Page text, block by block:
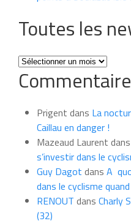
Toutes les
Toutes
les
news
moisPrigent dans La
Caillau en danger !
Mazeaud Laurent dans
s’investir dans le
Guy Dagot dans A
dans le cyclisme
RENOUT dans Charly
(32)